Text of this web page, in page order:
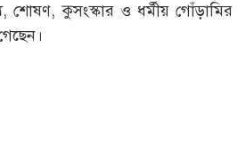
শোষণ, কুসংস্কার ও ধর্মীয় গোঁড়ামির